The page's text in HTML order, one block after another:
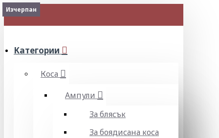
МЕНЮ
Категории
Коса
Ампули
За блясък
За боядисана коса
Изчерпан